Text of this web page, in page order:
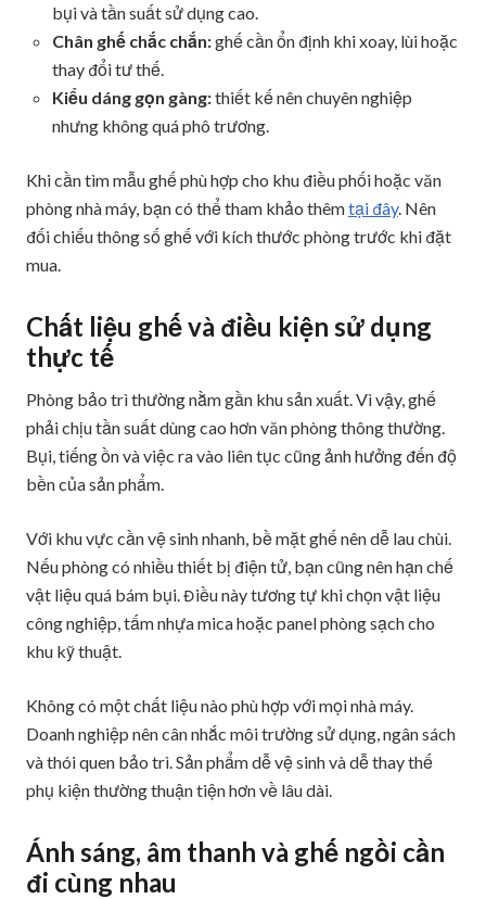
bụi và tần suất sử dụng cao.
Chân ghế chắc chắn:ghế cần ổn định khi xoay, lùi hoặc
thay đổi tư thế.
Kiểu dáng gọn gàng:thiết kế nên chuyên nghiệp
nhưng không quá phô trương.
Khi cần tìm mẫu ghế phù hợp cho khu điều phối hoặc văn
phòng nhà máy, bạn có thể tham khảo thêmtại đây. Nên
đối chiếu thông số ghế với kích thước phòng trước khi đặt
mua.
Chất liệu ghế và điều kiện sử dụng
thực tế
Phòng bảo trì thường nằm gần khu sản xuất. Vì vậy, ghế
phải chịu tần suất dùng cao hơn văn phòng thông thường.
Bụi, tiếng ồn và việc ra vào liên tục cũng ảnh hưởng đến độ
bền của sản phẩm.
Với khu vực cần vệ sinh nhanh, bề mặt ghế nên dễ lau chùi.
Nếu phòng có nhiều thiết bị điện tử, bạn cũng nên hạn chế
vật liệu quá bám bụi. Điều này tương tự khi chọn vật liệu
công nghiệp, tấm nhựa mica hoặc panel phòng sạch cho
khu kỹ thuật.
Không có một chất liệu nào phù hợp với mọi nhà máy.
Doanh nghiệp nên cân nhắc môi trường sử dụng, ngân sách
và thói quen bảo trì. Sản phẩm dễ vệ sinh và dễ thay thế
phụ kiện thường thuận tiện hơn về lâu dài.
Ánh sáng, âm thanh và ghế ngồi cần
đi cùng nhau